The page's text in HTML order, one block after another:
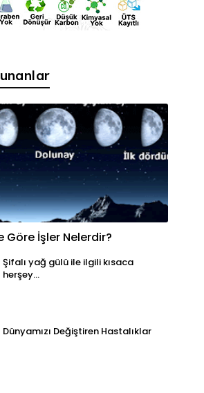
Göre İşler Nelerdir?
Şifalı yağ gülü ile ilgili kısaca
herşey...
Dünyamızı Değiştiren Hastalıklar